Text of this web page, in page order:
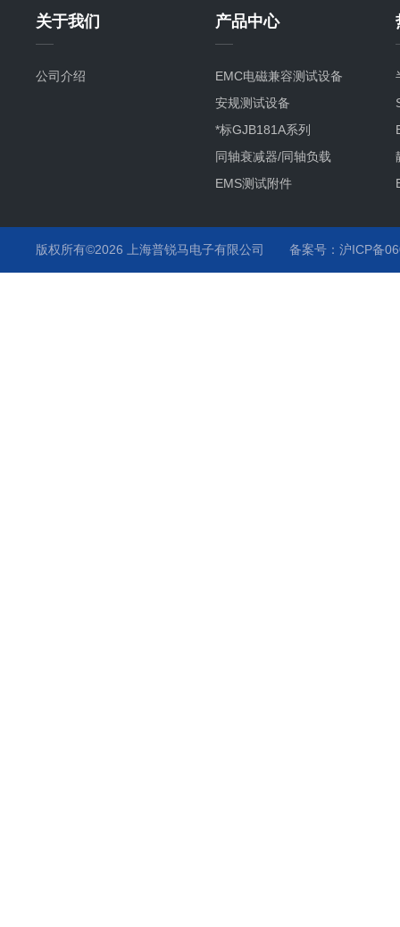
关于我们
公司介绍
产品中心
EMC电磁兼容测试设备
安规测试设备
*标GJB181A系列
同轴衰减器/同轴负载
EMS测试附件
版权所有©2026 上海普锐马电子有限公司 备案号：沪ICP备